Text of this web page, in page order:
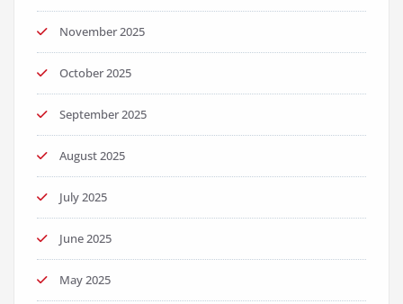
November 2025
October 2025
September 2025
August 2025
July 2025
June 2025
May 2025